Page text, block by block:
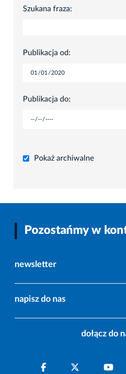
Szukana fraza:
Publikacja od:
Publikacja do:
Pokaż archiwalne
Pozostańmy w
newsletter
napisz do nas
dołącz do